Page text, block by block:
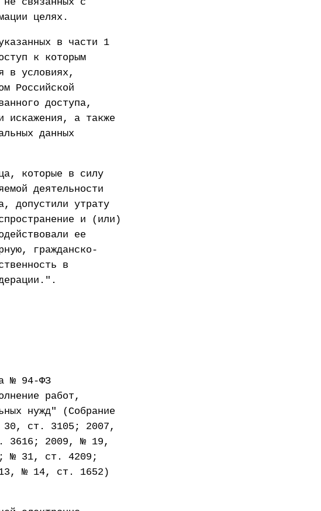
целях.
в части 1
к которым
в условиях,
Российской
доступа,
искажения, а также
данных
которые в силу
деятельности
допустили утрату
и (или)
ее
гражданско-
в
№ 94-ФЗ
работ,
нужд" (Собрание
30, ст. 3105; 2007,
3616; 2009, № 19,
№ 31, ст. 4209;
№ 14, ст. 1652)